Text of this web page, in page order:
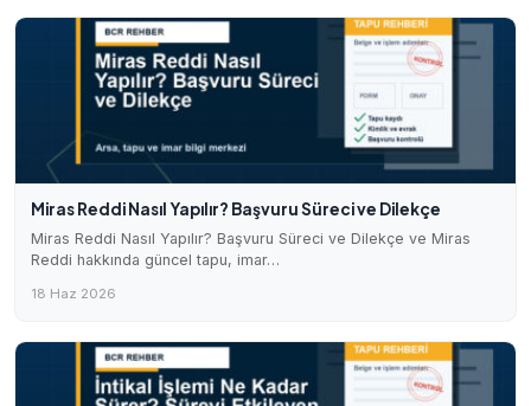
Miras Reddi Nasıl Yapılır? Başvuru Süreci ve Dilekçe
Miras Reddi Nasıl Yapılır? Başvuru Süreci ve Dilekçe ve Miras
Reddi hakkında güncel tapu, imar…
18 Haz 2026